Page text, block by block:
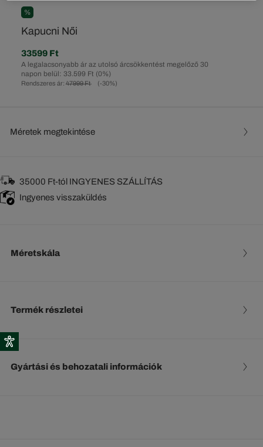
%
Kapucni Női
Rendszeres ár: 47999 Ft (-30%)
A legalacsonyabb ár az utolsó árcsökkentést megelőző 30
napon belül: 33.599 Ft (0%)
33599 Ft
Méretek megtekintése
35000 Ft-tól INGYENES SZÁLLÍTÁS
Ingyenes visszaküldés
Méretskála
Termék részletei
Gyártási és behozatali információk